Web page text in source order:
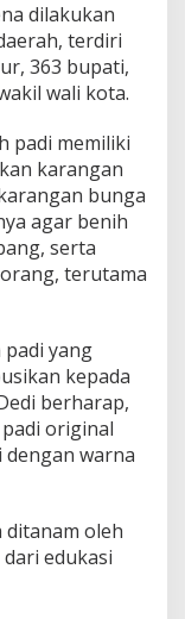
dilakukan
terdiri
363 bupati,
wali kota.
padi memiliki
karangan
bunga
agar benih
serta
terutama
yang
kepada
berharap,
original
warna
ditanam oleh
edukasi